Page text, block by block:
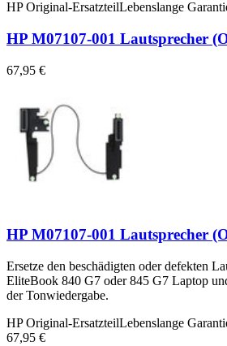
HP Original-ErsatzteilLebenslange
HP M07107-001 Lautsprecher
67,95 €
HP M07107-001 Lautsprecher
Ersetze den beschädigten oder defekten
EliteBook 840 G7 oder 845 G7 Laptop
der Tonwiedergabe.
HP Original-ErsatzteilLebenslange
67,95 €